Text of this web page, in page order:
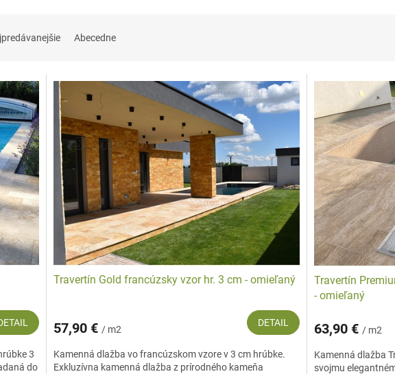
Abecedne
3
do
Travertín Gold francúzsky vzor hr. 3 cm - omieľaný
57,90 €/ m2
DETAIL
Kamenná dlažba vo francúzskom vzore v 3 cm hrúbke.
Exkluzívna kamenná dlažba z prírodného kameňa
Travertín
- omieľaný
63,90 € / m2
Kamenná dlažba
svojmu